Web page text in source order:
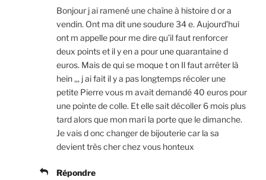
Bonjour j ai ramené une chaîne à histoire d or a
vendin. Ont ma dit une soudure 34 e. Aujourd’hui
ont m appelle pour me dire qu’il faut renforcer
deux points et il y en a pour une quarantaine d
euros. Mais de qui se moque t on Il faut arrêter là
hein ,,, j ai fait il y a pas longtemps récoler une
petite Pierre vous m avait demandé 40 euros pour
une pointe de colle. Et elle sait décoller 6 mois plus
tard alors que mon mari la porte que le dimanche.
Je vais d onc changer de bijouterie car la sa
devient très cher chez vous honteux
Répondre